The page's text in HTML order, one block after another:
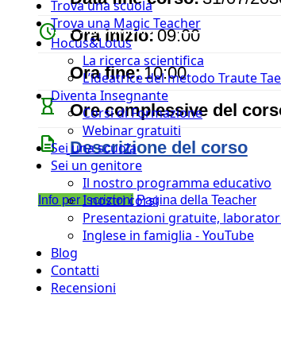
Trova una scuola
Trova una Magic Teacher
Hocus&Lotus
La ricerca scientifica
L’ideatrice del metodo Traute
Diventa Insegnante
Corsi di Formazione
Webinar gratuiti
Sei una scuola
Sei un genitore
Il nostro programma educativo
I nostri corsi
Presentazioni gratuite,
Inglese in famiglia - YouTube
Blog
Contatti
Recensioni
watch_later Ora inizio:09:00
Ora fine:10:00
hourglass_empty Ore complessive del
description Descrizione del corso
Info per iscrizioni Pagina della Teacher